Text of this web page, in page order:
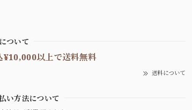
ついて
¥10,000以上で送料無料
送料について
い方法について